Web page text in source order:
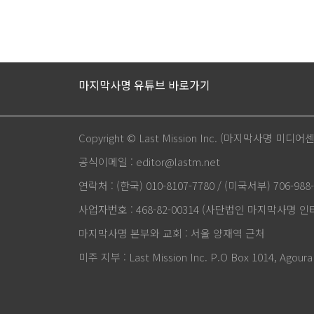
마지막사명 유튜브 바로가기
Copyright © Last Mission Inc. (마지막사명 미디어
공식이메일 : editor@lastm.net
연락처 : (한국) 010-8107-7780 / (미국서부) 706-
사업자번호 : 468-82-00314 (사단법인 마지막사명 인
마지막사명 본부와 교회 : 서울 양재역 근처
미주 지부 : Last Mission Inc. P.O Box 1014,